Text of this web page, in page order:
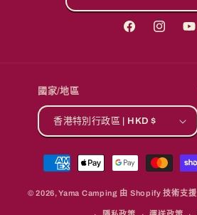
FacebookInstagram
國家/地區
香港特別行政區 | HKD $
付
款
方
© 2026,Yama Camping 由 Shopify 技術支援